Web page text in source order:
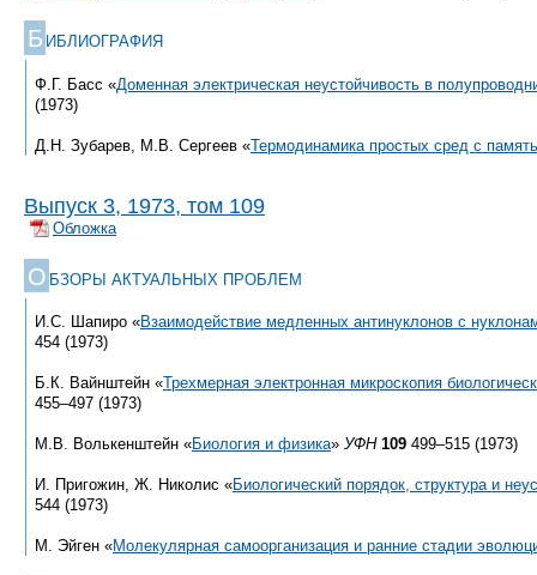
Б ИБЛИОГРАФИЯ
Ф.Г. Басс «Доменная электрическая неустойчивость в
(1973)
Д.Н. Зубарев, М.В. Сергеев «Термодинамика простых сред с
Выпуск 3, 1973, том 109
Обложка
О БЗОРЫ АКТУАЛЬНЫХ ПРОБЛЕМ
И.С. Шапиро «Взаимодействие медленных антинуклонов с
454 (1973)
Б.К. Вайнштейн «Трехмерная электронная микроскопия
455–497 (1973)
М.В. Волькенштейн «Биология и физика» УФН 109 499–515 (1973)
И. Пригожин, Ж. Николис «Биологический порядок, структура и
544 (1973)
М. Эйген «Молекулярная самоорганизация и ранние стадии